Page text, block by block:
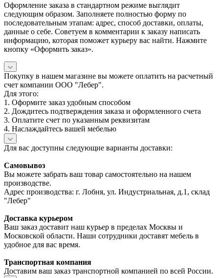
Оформление заказа в стандартном режиме выглядит
следующим образом. Заполняете полностью форму по
последовательным этапам: адрес, способ доставки, оплаты,
данные о себе. Советуем в комментарии к заказу написать
информацию, которая поможет курьеру вас найти. Нажмите
кнопку «Оформить заказ».
Покупку в нашем магазине вы можете оплатить на расчетный
счет компании ООО "Лебер".
Для этого:
1. Оформите заказ удобным способом
2. Дождитесь подтверждения заказа и оформленного счета
3. Оплатите счет по указанным реквизитам
4. Наслаждайтесь вашей мебелью
Для вас доступны следующие варианты доставки:
Самовывоз
Вы можете забрать ваш товар самостоятельно на нашем
производстве.
Адрес производства: г. Лобня, ул. Индустриальная, д.1, склад
"Лебер"
Доставка курьером
Ваш заказ доставит наш курьер в пределах Москвы и
Московской области. Наши сотрудники доставят мебель в
удобное для вас время.
Транспортная компания
Доставим ваш заказ транспортной компанией по всей России.